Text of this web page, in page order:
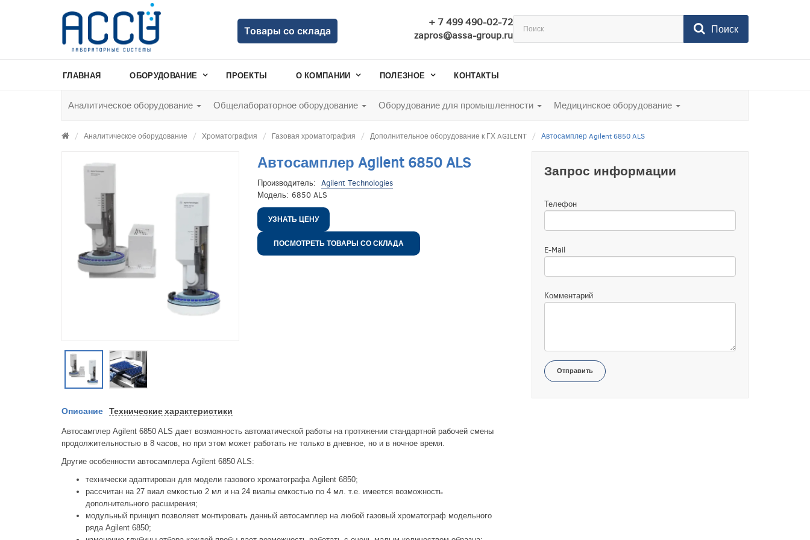
Товары со склада
+ 7 499 490-02-72
zapros@assa-group.ru
Поиск
ГЛАВНАЯ ОБОРУДОВАНИЕ ПРОЕКТЫ О КОМПАНИИ ПОЛЕЗНОЕ КОНТАКТЫ
Аналитическое оборудование Общелабораторное оборудование Оборудование для промышленности Медицинское оборудование
Аналитическое оборудование Хроматография Газовая хроматография Дополнительное оборудование к ГХ AGILENT Автосамплер Agilent 6850 ALS
Автосамплер Agilent 6850 ALS
Производитель: Agilent Technologies
Модель: 6850 ALS
УЗНАТЬ ЦЕНУ
ПОСМОТРЕТЬ ТОВАРЫ СО СКЛАДА
Описание Технические характеристики
Автосамплер Agilent 6850 ALS дает возможность автоматической работы на протяжении стандартной рабочей смены
продолжительностью в 8 часов, но при этом может работать не только в дневное, но и в ночное время.
Другие особенности автосамплера Agilent 6850 ALS:
технически адаптирован для модели газового хроматографа Agilent 6850;
рассчитан на 27 виал емкостью 2 мл и на 24 виалы емкостью по 4 мл. т.е. имеется возможность
дополнительного расширения;
модульный принцип позволяет монтировать данный автосамплер на любой газовый хроматограф модельного
ряда Agilent 6850;
Запрос информации
Телефон
E-Mail
Комментарий
Отправить